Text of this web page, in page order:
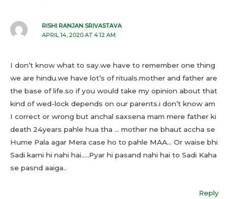
RISHI RANJAN SRIVASTAVA
APRIL 14, 2020 AT 4:12 AM
I don’t know what to say.we have to remember one thing
we are hindu.we have lot’s of rituals.mother and father are
the base of life.so if you would take my opinion about that
kind of wed-lock depends on our parents.i don’t know am
I correct or wrong but anchal saxsena mam mere father ki
death 24years pahle hua tha … mother ne bhaut accha se
Hume Pala agar Mera case ho to pahle MAA… Or waise bhi
Sadi karni hi nahi hai…..Pyar hi pasand nahi hai to Sadi Kaha
se pasnd aaiga..
Reply